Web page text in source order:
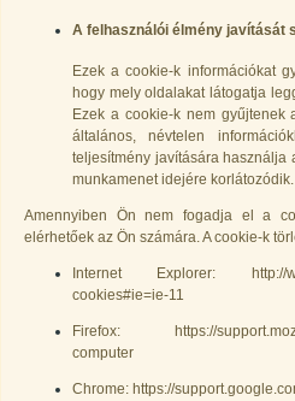
A felhasználói élmény javítását
Ezek a cookie-k információkat
hogy mely oldalakat látogatja
Ezek a cookie-k nem gyűjtenek
általános, névtelen
teljesítmény javítására használja
munkamenet idejére korlátozódik.
Amennyiben Ön nem fogadja el a
elérhetőek az Ön számára. A cookie-k
Internet Explorer: http://
cookies#ie=ie-11
Firefox: https://
computer
Chrome: https://